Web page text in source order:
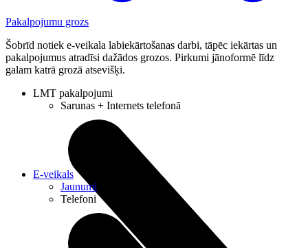
Pakalpojumu grozs
Šobrīd notiek e-veikala labiekārtošanas darbi, tāpēc iekārtas un
pakalpojumus atradīsi dažādos grozos. Pirkumi jānoformē līdz
galam katrā grozā atsevišķi.
LMT pakalpojumi
Sarunas + Internets telefonā
E-veikals
Jaunumi
Telefoni